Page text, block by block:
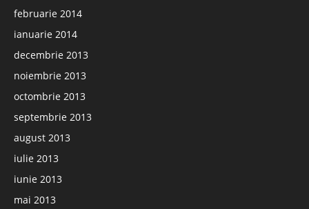
februarie 2014
ianuarie 2014
decembrie 2013
noiembrie 2013
octombrie 2013
septembrie 2013
august 2013
iulie 2013
iunie 2013
mai 2013